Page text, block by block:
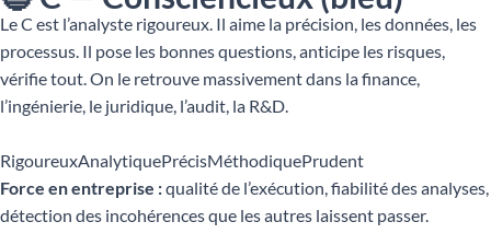
Le C est l’analyste rigoureux. Il aime la précision, les données, les
processus. Il pose les bonnes questions, anticipe les risques,
vérifie tout. On le retrouve massivement dans la finance,
l’ingénierie, le juridique, l’audit, la R&D.
RigoureuxAnalytiquePrécisMéthodiquePrudent
Force en entreprise :qualité de l’exécution, fiabilité des analyses,
détection des incohérences que les autres laissent passer.